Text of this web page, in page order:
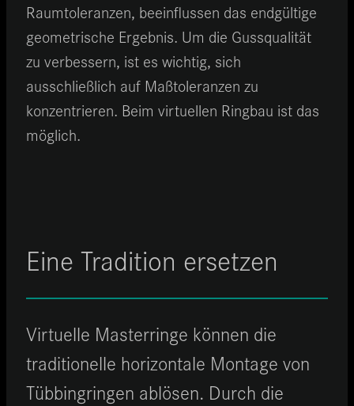
Raumtoleranzen, beeinflussen das endgültige
geometrische Ergebnis. Um die Gussqualität
zu verbessern, ist es wichtig, sich
ausschließlich auf Maßtoleranzen zu
konzentrieren. Beim virtuellen Ringbau ist das
möglich.
Eine Tradition ersetzen
Virtuelle Masterringe können die
traditionelle horizontale Montage von
Tübbingringen ablösen. Durch die